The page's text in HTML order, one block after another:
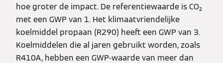
hoe groter de impact. De referentiewaarde is CO₂
met een GWP van 1. Het klimaatvriendelijke
koelmiddel propaan (R290) heeft een GWP van 3.
Koelmiddelen die al jaren gebruikt worden, zoals
R410A, hebben een GWP-waarde van meer dan